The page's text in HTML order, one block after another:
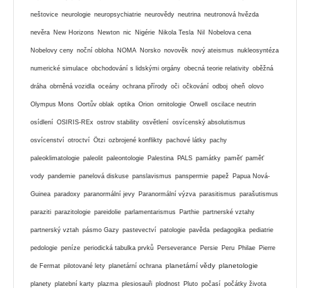
neštovice neurologie neuropsychiatrie neurovědy neutrina neutronová hvězda
nevěra New Horizons Newton nic Nigérie Nikola Tesla Nil Nobelova cena
Nobelovy ceny noční obloha NOMA Norsko novověk nový ateismus nukleosyntéza
numerické simulace obchodování s lidskými orgány obecná teorie relativity oběžná
dráha obrněná vozidla oceány ochrana přírody oči očkování odboj oheň olovo
Olympus Mons Oortův oblak optika Orion ornitologie Orwell oscilace neutrin
osídlení OSIRIS-REx ostrov stability osvětlení osvícenský absolutismus
osvícenství otroctví Ötzi ozbrojené konflikty pachové látky pachy
paleoklimatologie paleolit paleontologie Palestina PALS památky paměť paměť
vody pandemie panelová diskuse panslavismus panspermie papež Papua Nová-
Guinea paradoxy paranormální jevy Paranormální výzva parasitismus parašutismus
paraziti parazitologie pareidolie parlamentarismus Parthie partnerské vztahy
partnerský vztah pásmo Gazy pastevectví patologie pavěda pedagogika pediatrie
pedologie peníze periodická tabulka prvků Perseverance Persie Peru Philae Pierre
de Fermat pilotované lety planetární ochrana planetární vědy planetologie
planety platební karty plazma plesiosauři plodnost Pluto počasí počátky života